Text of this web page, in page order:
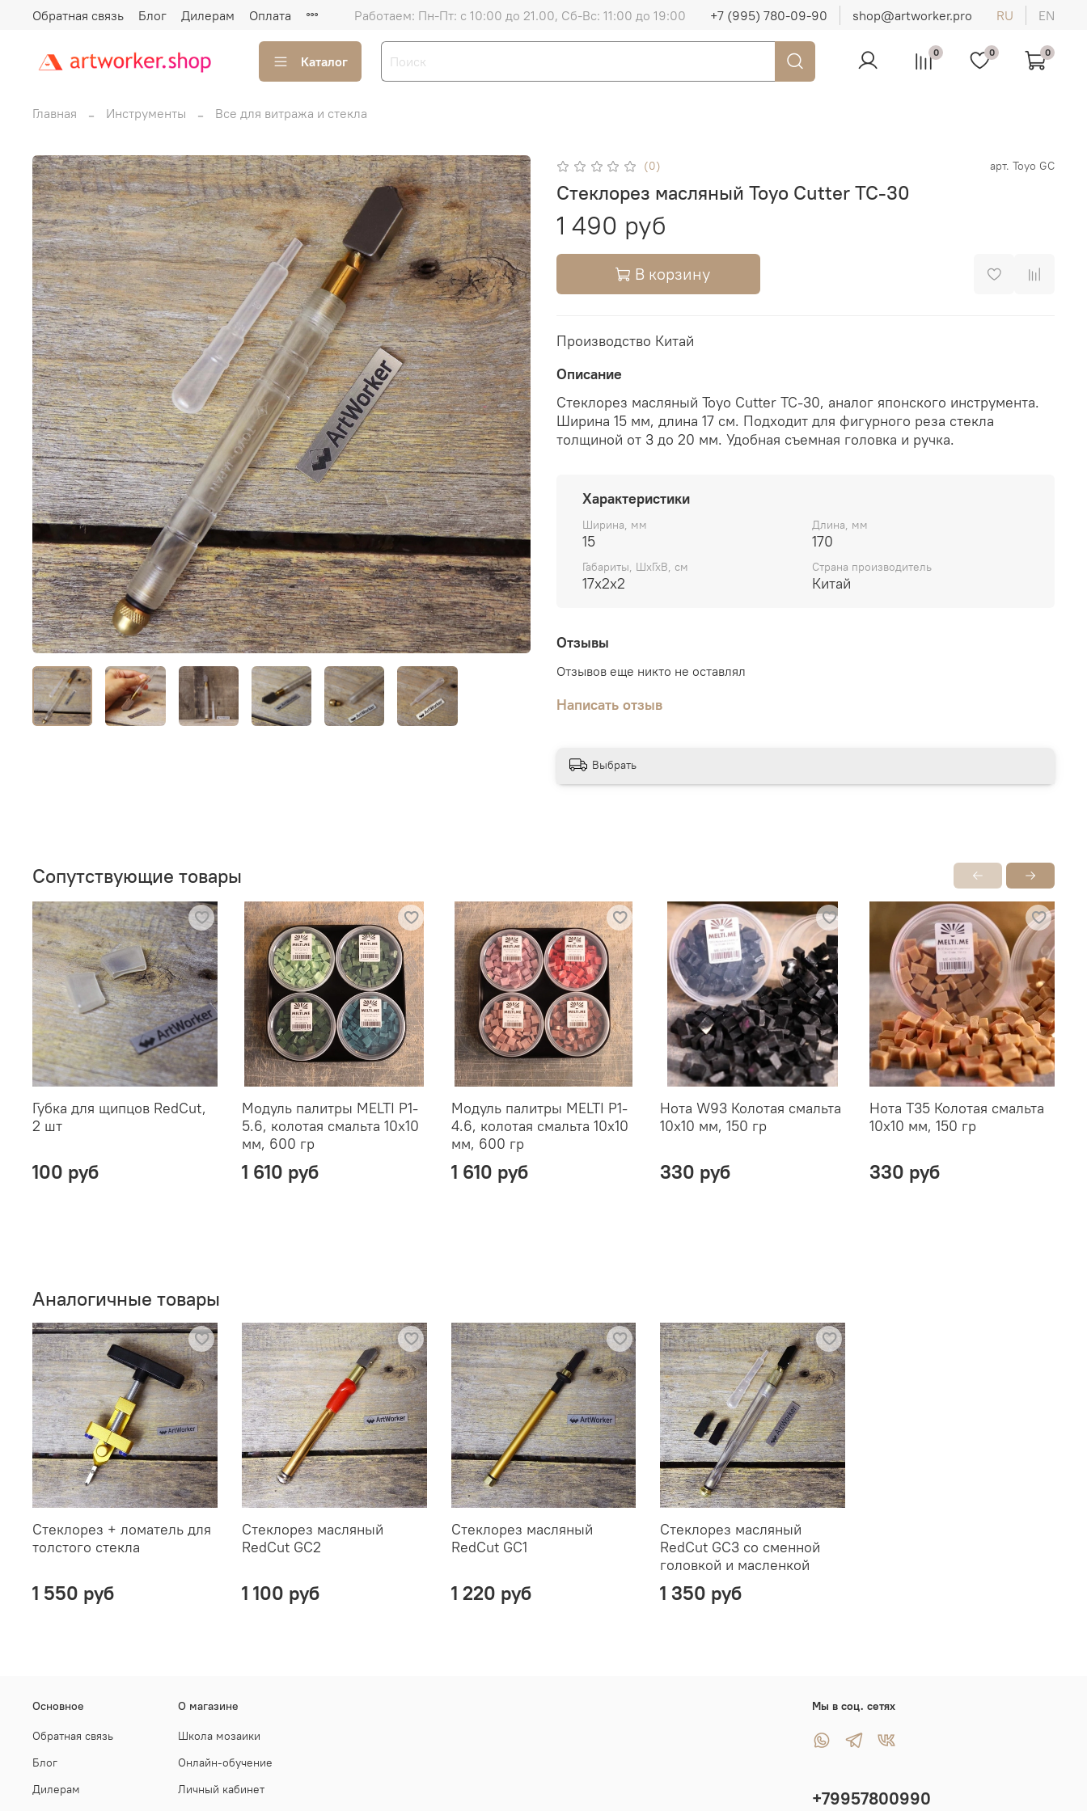
Обратная связь Блог Дилерам Оплата Работаем: Пн-Пт: с 10:00 до 21.00, Сб-Вс: 11:00 до 19:00 +7 (995) 780-09-90 shop@artworker.pro RU EN
Каталог
0 0 0
Главная Инструменты Все для витража и стекла
(0) арт. Toyo GC
Стеклорез масляный Toyo Cutter TC-30
1 490 руб
В корзину
Производство Китай
Описание
Стеклорез масляный Toyo Cutter TC-30, аналог японского инструмента.
Ширина 15 мм, длина 17 см. Подходит для фигурного реза стекла
толщиной от 3 до 20 мм. Удобная съемная головка и ручка.
Характеристики
Ширина, мм
15
Длина, мм
170
Габариты, ШхГхВ, см
17х2х2
Страна производитель
Китай
Отзывы
Отзывов еще никто не оставлял
Написать отзыв
Выбрать
Сопутствующие товары
Губка для щипцов RedCut,
2 шт
100 руб
Модуль палитры MELTI P1-
5.6, колотая смальта 10х10
мм, 600 гр
1 610 руб
Модуль палитры MELTI P1-
4.6, колотая смальта 10х10
мм, 600 гр
1 610 руб
Нота W93 Колотая смальта
10х10 мм, 150 гр
330 руб
Нота T35 Колотая смальта
10х10 мм, 150 гр
330 руб
Аналогичные товары
Стеклорез + ломатель для
толстого стекла
1 550 руб
Стеклорез масляный
RedCut GC2
1 100 руб
Стеклорез масляный
RedCut GC1
1 220 руб
Стеклорез масляный
RedCut GC3 со сменной
головкой и масленкой
1 350 руб
Основное
Обратная связь
Блог
Дилерам
О магазине
Школа мозаики
Онлайн-обучение
Личный кабинет
Мы в соц. сетях
+79957800990